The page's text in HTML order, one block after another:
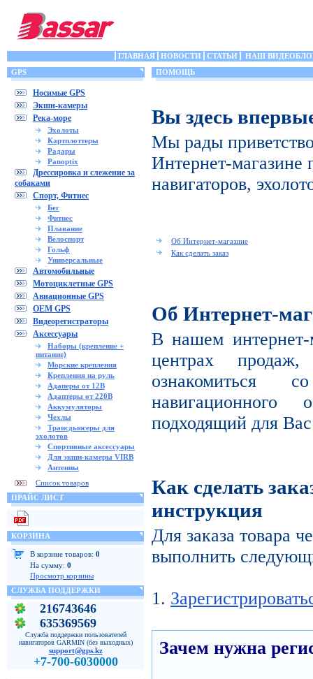
ГЛАВНАЯ НОВОСТИ СТАТЬИ
НАШ
GPS
Носимые GPS
Экшн-камеры
Река-море
Эхолоты
Картплоттеры
Радары
Panoptix
Дрессировка и слежение за
собаками
Спорт, Фитнес
Бег
Фитнес
Плавание
Велоспорт
Гольф
Универсальные
Автомобильные
Мотоциклетные GPS
Авиационные GPS
OEM GPS
Видеорегистраторы
Аксессуары
Наборы (крепление +
питание)
Морские крепления
Крепления на руль
Адаперы от 12В
Адаптеры от 220В
Аккумуляторы
Чехлы
Трансдьюсеры для
эхолотов
Спортивные аксессуары
Для экшн-камеры VIRB
Антенны
Список товаров
ПРАЙС ЛИСТ
КОРЗИНА
В корзине товаров: 0
На сумму: 0
Просмотр корзины
СЛУЖБА ПОДДЕРЖКИ
216743646
635369569
Служба поддержки пользователей
навигаторов GARMIN (без выходных)
support@gps.kz
+7-700-6030000
ПОМОЩЬ
Вы здесь
Мы рады
Интернет-магазине
навигаторов,
Об Интернет-магазине
Как сделать заказ
Об Интернет-
В нашем
центрах
ознакомиться
навигационного
подходящий для
Как сделать
инструкция
Для заказа товара
выполнить
1.
Зачем нужна